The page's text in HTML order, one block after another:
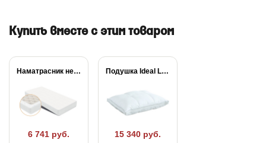
Купить вместе с этим товаром
Наматрасник непромокаемый Dry
6 741 руб.
Подушка Ideal Level
15 340 руб.